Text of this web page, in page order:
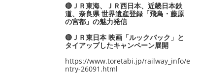
🔴ＪＲ東海、ＪＲ西日本、近畿日本鉄
道、奈良県 世界遺産登録「飛鳥・藤原
の宮都」の魅力発信
🔴ＪＲ東日本 映画「ルックバック」と
タイアップしたキャンペーン展開
https://www.toretabi.jp/railway_info/e
ntry-26091.html